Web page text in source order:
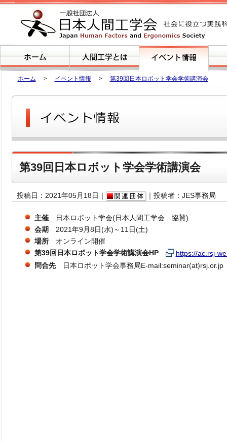
ホーム > イベント情報 > 第39回日本ロボット学会学術講演会
第39回日本ロボット学会学術講演会
投稿日：2021年05月18日｜ ｜投稿者：JES事務局
主催日本ロボット学会(日本人間工学会 協賛)
会期 2021年9月8日(水)～11日(土)
場所オンライン開催
第39回日本ロボット学会学術講演会HP
https://ac.rsj-
問合先
日本ロボット学会事務局E-mail:seminar(at)rsj.or.jp